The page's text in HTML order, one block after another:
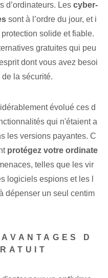
d’ordinateurs. Les cyber-
sont à l’ordre du jour, et i
protection solide et fiable.
gratuites qui peu
dont vous avez besoi
la sécurité.
évolué ces d
qui n'étaient a
les versions ⁣payantes‍. C
protégez votre ordinate
telles que les vir
logiciels espions et les l
dépenser un seul centim
D